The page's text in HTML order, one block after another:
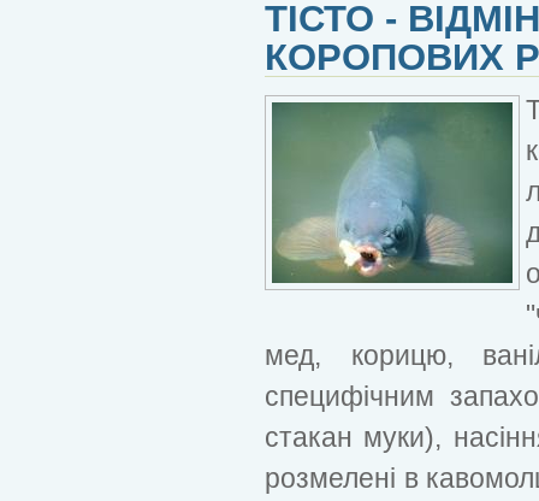
ТІСТО -
КОРОПОВИХ
мед, корицю,
специфічним
стакан муки),
розмелені в